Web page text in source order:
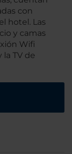
con
hotel. Las
y camas
Wifi
TV de